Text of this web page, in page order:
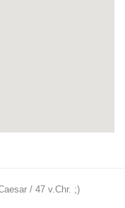
/ 47 v.Chr. ;)